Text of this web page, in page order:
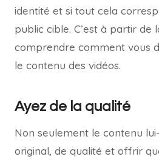
identité et si tout cela
public cible. C’est à partir de
comprendre comment vous
le contenu des vidéos.
Ayez de la qualité
Non seulement le contenu
original, de qualité et offrir